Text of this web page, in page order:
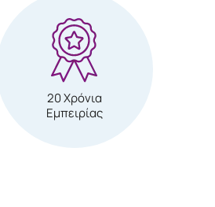
20 Χρόνια
Εμπειρίας